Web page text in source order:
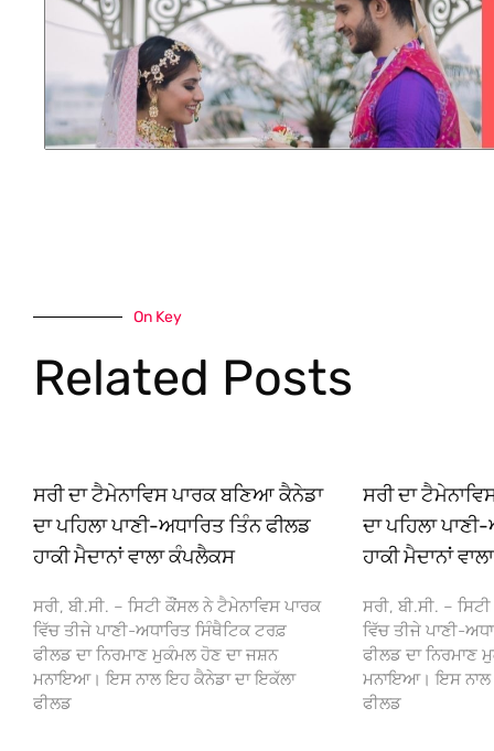
On Key
Related Posts
ਸਰੀ ਦਾ ਟੈਮੇਨਾਵਿਸ ਪਾਰਕ ਬਣਿਆ ਕੈਨੇਡਾ
ਦਾ ਪਹਿਲਾ ਪਾਣੀ-ਅਧਾਰਿਤ ਤਿੰਨ ਫੀਲਡ
ਹਾਕੀ ਮੈਦਾਨਾਂ ਵਾਲਾ ਕੰਪਲੈਕਸ
ਸਰੀ, ਬੀ.ਸੀ. – ਸਿਟੀ ਕੌਂਸਲ ਨੇ ਟੈਮੇਨਾਵਿਸ ਪਾਰਕ
ਵਿੱਚ ਤੀਜੇ ਪਾਣੀ-ਅਧਾਰਿਤ ਸਿੰਥੈਟਿਕ ਟਰਫ਼
ਫੀਲਡ ਦਾ ਨਿਰਮਾਣ ਮੁਕੰਮਲ ਹੋਣ ਦਾ ਜਸ਼ਨ
ਮਨਾਇਆ। ਇਸ ਨਾਲ ਇਹ ਕੈਨੇਡਾ ਦਾ ਇਕੱਲਾ
ਫੀਲਡ
ਸਰੀ ਦਾ
ਦਾ ਪਹਿਲਾ
ਹਾਕੀ ਮੈਦਾਨਾਂ
ਸਰੀ, ਬੀ.ਸੀ. –
ਵਿੱਚ ਤੀਜੇ ਪਾਣੀ-
ਫੀਲਡ ਦਾ ਨਿਰਮਾਣ
ਮਨਾਇਆ। ਇਸ ਨਾਲ
ਫੀਲਡ